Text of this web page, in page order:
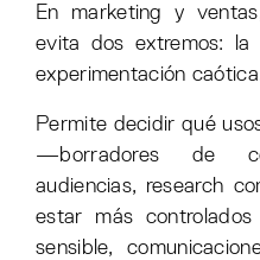
En marketing y
evita dos extremos:
experimentación
Permite decidir qué
—borradores de
audiencias, research
estar más
sensible,